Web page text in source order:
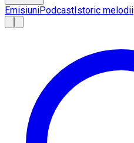
EmisiuniPodcastIstoric melodii
AA